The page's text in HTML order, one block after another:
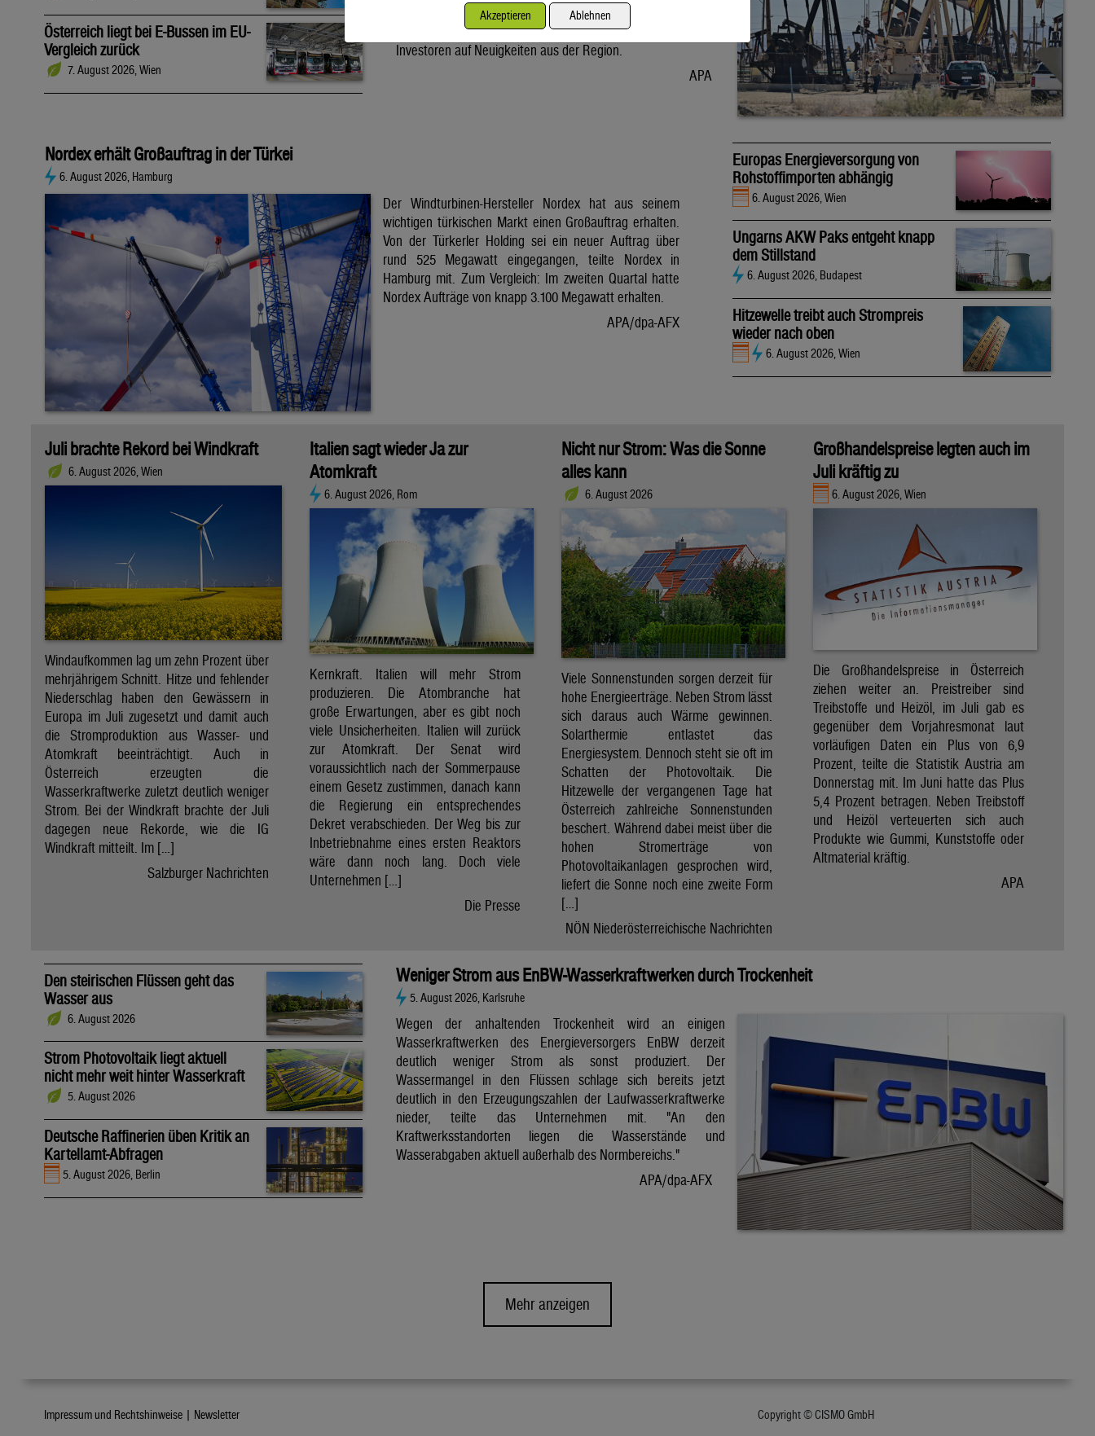
Österreich liegt bei E-Bussen im EU-
Vergleich zurück
7. August 2026, Wien
80 Dollar. Unter diese ist er am Dienstag wegen der Hoffnung
auf eine Lösung im Iran-Krieg gesunken. Seitdem warten
Investoren auf Neuigkeiten aus der Region.
APA
Nordex erhält Großauftrag in der Türkei
6. August 2026, Hamburg
Der Windturbinen-Hersteller Nordex hat aus seinem
wichtigen türkischen Markt einen Großauftrag erhalten.
Von der Türkerler Holding sei ein neuer Auftrag über
rund 525 Megawatt eingegangen, teilte Nordex in
Hamburg mit. Zum Vergleich: Im zweiten Quartal hatte
Nordex Aufträge von knapp 3.100 Megawatt erhalten.
APA/dpa-AFX
Europas Energieversorgung von
Rohstoffimporten abhängig
6. August 2026, Wien
Ungarns AKW Paks entgeht knapp
dem Stillstand
6. August 2026, Budapest
Hitzewelle treibt auch Strompreis
wieder nach oben
6. August 2026, Wien
Juli brachte Rekord bei Windkraft
6. August 2026, Wien
Windaufkommen lag um zehn Prozent über
mehrjährigem Schnitt. Hitze und fehlender
Niederschlag haben den Gewässern in
Europa im Juli zugesetzt und damit auch
die Stromproduktion aus Wasser- und
Atomkraft beeinträchtigt. Auch in
Österreich erzeugten die
Wasserkraftwerke zuletzt deutlich weniger
Strom. Bei der Windkraft brachte der Juli
dagegen neue Rekorde, wie die IG
Windkraft mitteilt. Im […]
Salzburger Nachrichten
Italien sagt wieder Ja zur
Atomkraft
6. August 2026, Rom
Kernkraft. Italien will mehr Strom
produzieren. Die Atombranche hat
große Erwartungen, aber es gibt noch
viele Unsicherheiten. Italien will zurück
zur Atomkraft. Der Senat wird
voraussichtlich nach der Sommerpause
einem Gesetz zustimmen, danach kann
die Regierung ein entsprechendes
Dekret verabschieden. Der Weg bis zur
Inbetriebnahme eines ersten Reaktors
wäre dann noch lang. Doch viele
Unternehmen […]
Die Presse
Nicht nur Strom: Was die Sonne
alles kann
6. August 2026
Viele Sonnenstunden sorgen derzeit für
hohe Energieerträge. Neben Strom lässt
sich daraus auch Wärme gewinnen.
Solarthermie entlastet das
Energiesystem. Dennoch steht sie oft im
Schatten der Photovoltaik. Die
Hitzewelle der vergangenen Tage hat
Österreich zahlreiche Sonnenstunden
beschert. Während dabei meist über die
hohen Stromerträge von
Photovoltaikanlagen gesprochen wird,
liefert die Sonne noch eine zweite Form
[…]
NÖN Niederösterreichische Nachrichten
Großhandelspreise legten auch im
Juli kräftig zu
6. August 2026, Wien
Die Großhandelspreise in Österreich
ziehen weiter an. Preistreiber sind
Treibstoffe und Heizöl, im Juli gab es
gegenüber dem Vorjahresmonat laut
vorläufigen Daten ein Plus von 6,9
Prozent, teilte die Statistik Austria am
Donnerstag mit. Im Juni hatte das Plus
5,4 Prozent betragen. Neben Treibstoff
und Heizöl verteuerten sich auch
Produkte wie Gummi, Kunststoffe oder
Altmaterial kräftig.
APA
Den steirischen Flüssen geht das
Wasser aus
6. August 2026
Strom Photovoltaik liegt aktuell
nicht mehr weit hinter Wasserkraft
5. August 2026
Deutsche Raffinerien üben Kritik an
Kartellamt-Abfragen
5. August 2026, Berlin
Weniger Strom aus EnBW-Wasserkraftwerken durch Trockenheit
5. August 2026, Karlsruhe
Wegen der anhaltenden Trockenheit wird an einigen
Wasserkraftwerken des Energieversorgers EnBW derzeit
deutlich weniger Strom als sonst produziert. Der
Wassermangel in den Flüssen schlage sich bereits jetzt
deutlich in den Erzeugungszahlen der Laufwasserkraftwerke
nieder, teilte das Unternehmen mit. "An den
Kraftwerksstandorten liegen die Wasserstände und
Wasserabgaben aktuell außerhalb des Normbereichs."
APA/dpa-AFX
Mehr anzeigen
Impressum und Rechtshinweise | Newsletter Copyright © CISMO GmbH
Akzeptieren Ablehnen